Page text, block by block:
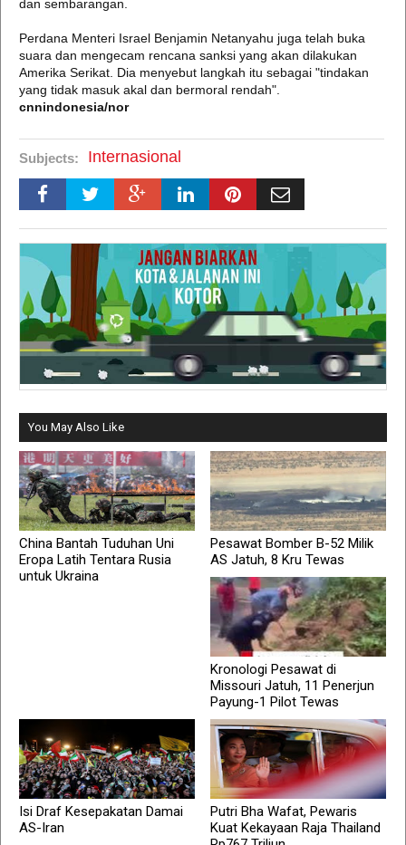
dan sembarangan.
Perdana Menteri Israel Benjamin Netanyahu juga telah buka
suara dan mengecam rencana sanksi yang akan dilakukan
Amerika Serikat. Dia menyebut langkah itu sebagai "tindakan
yang tidak masuk akal dan bermoral rendah".
cnnindonesia/nor
Subjects: Internasional
You May Also Like
China Bantah Tuduhan Uni
Eropa Latih Tentara Rusia
untuk Ukraina
Pesawat Bomber B-52 Milik
AS Jatuh, 8 Kru Tewas
Kronologi Pesawat di
Missouri Jatuh, 11 Penerjun
Payung-1 Pilot Tewas
Isi Draf Kesepakatan Damai
AS-Iran
Putri Bha Wafat, Pewaris
Kuat Kekayaan Raja Thailand